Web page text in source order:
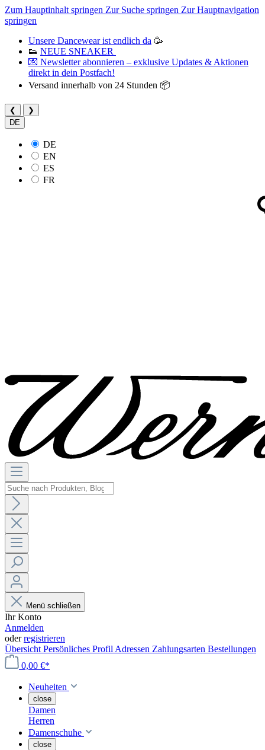
Zum Hauptinhalt springen Zur Suche springen Zur Hauptnavigation
springen
Unsere Dancewear ist endlich da 🥳
👟 NEUE SNEAKER
💌 Newsletter abonnieren – exklusive Updates & Aktionen
direkt in dein Postfach!
Versand innerhalb von 24 Stunden 📦
❮
❯
DE
DE
EN
ES
FR
Menü schließen
Ihr Konto
Anmelden
oderregistrieren
Übersicht Persönliches Profil Adressen Zahlungsarten Bestellungen
0,00 €*
Neuheiten
close
Damen
Herren
Damenschuhe
close